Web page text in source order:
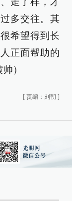
多交往。其
希望得到长
正面帮助的
）
[ 责编：刘朝 ]